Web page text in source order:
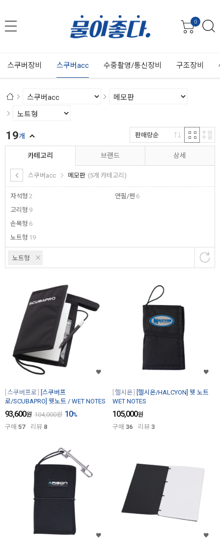
0
스쿠버장비 스쿠버acc 수중촬영/통신장비 구조장비
카테고리
스쿠버acc 메모판 (5개 카테고리)
자석형 2
고리형 9
손목형 6
노트형 19
연필/펜 6
브랜드 상세
노트형
19개 판매량순
스쿠버프로
[스쿠버프
로/SCUBAPRO] 웻노트 / WET NOTES
93,600원 104,000원 10%
구매 57 리뷰 8
헬시온
[헬시온/HALCYON] 웻 노트
WET NOTES
105,000원
구매 36 리뷰 3